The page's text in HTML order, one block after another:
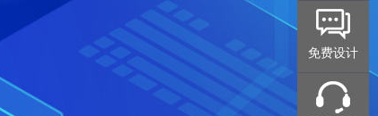
免费设计